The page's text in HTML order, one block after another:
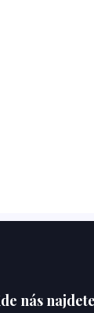
nás najdete